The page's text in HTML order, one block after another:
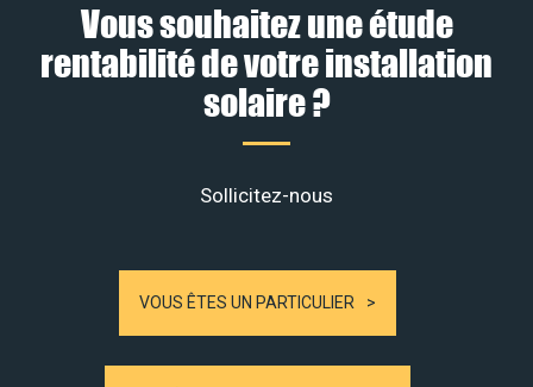
Vous souhaitez une étude
rentabilité de votre installation
solaire ?
Sollicitez-nous
VOUS ÊTES UN PARTICULIER